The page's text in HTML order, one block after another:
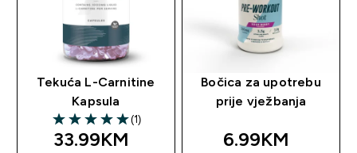
Tekuća L-Carnitine
Kapsula
5 out of 5 stars
(1)
33.99KM‎
Bočica za upotrebu
prije vježbanja
6.99KM‎